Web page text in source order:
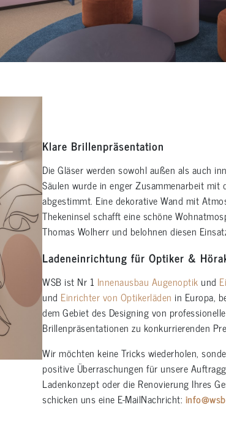
Klare Brillenpräsentation
Die Gläser werden sowohl außen als auch
Säulen wurde in enger Zusammenarbeit
abgestimmt. Eine dekorative Wand mit
Thekeninsel schafft eine schöne
Thomas Wolherr und belohnen diesen
Ladeneinrichtung für Optiker &
WSB ist Nr 1 Innenausbau Augenoptik und
und Einrichter von Optikerläden in Europa,
dem Gebiet des Designing von
Brillenpräsentationen zu konkurrierenden
Wir möchten keine Tricks wiederholen,
positive Überraschungen für unsere
Ladenkonzept oder die Renovierung Ihres
schicken uns eine E-MailNachricht: